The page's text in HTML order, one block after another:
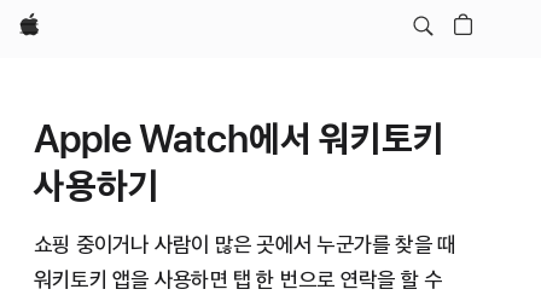
Apple
Apple Watch에서 워키토키
사용하기
쇼핑 중이거나 사람이 많은 곳에서 누군가를 찾을 때
워키토키 앱을 사용하면 탭 한 번으로 연락을 할 수